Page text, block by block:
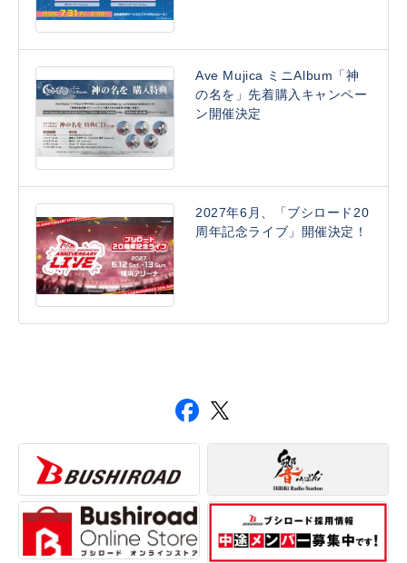
Ave Mujica ミニAlbum「神
の名を」先着購入キャンペー
ン開催決定
2027年6月、「ブシロード20
周年記念ライブ」開催決定！